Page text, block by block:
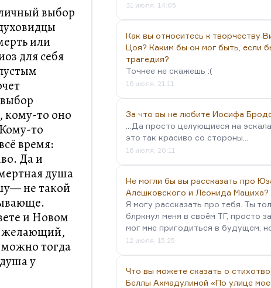
выбор
или
для себя
кому-то оно
то
время:
Да и
душа
не такой
и Новом
желающий,
тогда
у
31 июля, 14:05
Как вы относитесь к творчеству
Цоя? Каким бы он мог быть, если
трагедия?
Точнее не скажешь :(
16 июля, 21:11
За что вы не любите Иосифа
...Да просто целующиеся на
это так красиво со стороны...
16 июля, 20:11
Не могли бы вы рассказать про
Алешковского и Леонида Мациха?
Я могу рассказать про тебя. Ты
блркнул меня в своём ТГ, просто
мог мне пригодиться в будущем,
12 июля, 15:25
Что вы можете сказать о
Беллы Ахмадулиной «По улице